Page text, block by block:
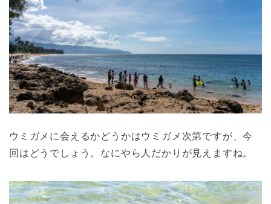
ウミガメに会えるかどうかはウミガメ次第ですが、今
回はどうでしょう。なにやら人だかりが見えますね。